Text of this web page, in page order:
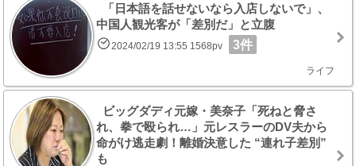
「日本語を話せないなら入店しないで」、
中国人観光客が「差別だ」と立腹
2024/02/19 13:55 1568pv 3件
ライフ
ビッグダディ元嫁・美奈子「死ねと脅さ
れ、拳で殴られ…」元レスラーのDV夫から
命がけ逃走劇！離婚決意した “連れ子差別”
も